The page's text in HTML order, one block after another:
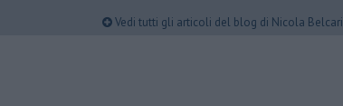
Vedi tutti gli articoli del blog di Nicola Belcari